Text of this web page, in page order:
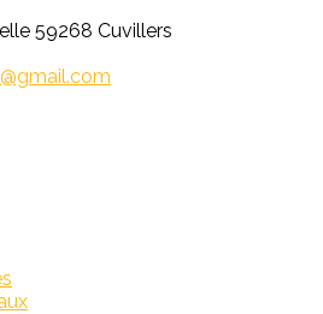
59268 Cuvillers